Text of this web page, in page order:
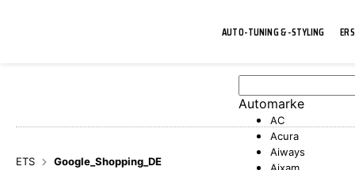
AUTO-TUNING & -STYLING
Automarke
AC
Acura
Aiways
ETS Google_Shopping_DE